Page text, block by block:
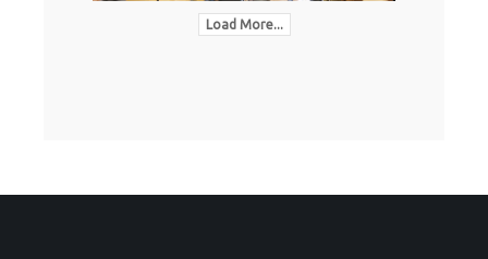
Load More...